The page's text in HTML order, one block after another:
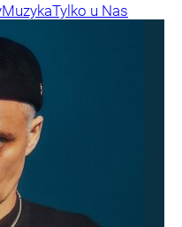
MuzykaTylko u Nas